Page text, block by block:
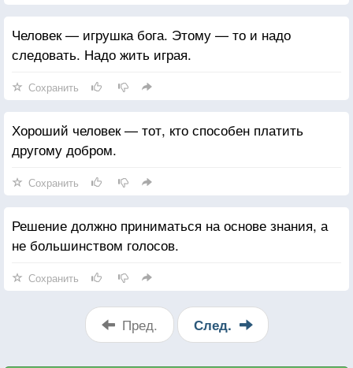
Человек — игрушка бога. Этому — то и надо
следовать. Надо жить играя.
Сохранить
Хороший человек — тот, кто способен платить
другому добром.
Сохранить
Решение должно приниматься на основе знания, а
не большинством голосов.
Сохранить
Пред. След.